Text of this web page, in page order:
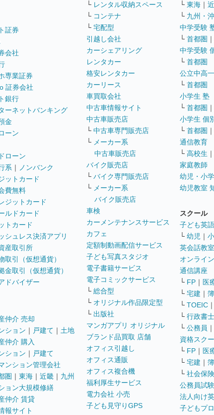
証券
会社
専業証券
証券会社
銀行
ーネットバンキング
金
ーン
ローン
系 ｜
ノンバンク
ットカード
費無料
ジットカード
ルドカード
トカード
シュレス決済アプリ
産取引所
取引（仮想通貨）
金取引（仮想通貨）
ドバイザー
仲介 売却
ション ｜ 戸建て ｜ 土地
仲介 購入
ション ｜ 戸建て
ンション管理会社
圏 ｜ 東海 ｜ 近畿 ｜ 九州
ョン大規模修繕
仲介 賃貸
報サイト
└ レンタル収納スペース
└ コンテナ
└ 宅配型
引越し会社
カーシェアリング
レンタカー
格安レンタカー
カーリース
車買取会社
中古車情報サイト
中古車販売店
└ 中古車専門販売店
└ メーカー系
中古車販売店
バイク販売店
└ バイク専門販売店
└ メーカー系
バイク販売店
車検
カーメンテナンスサービス
カフェ
定額制動画配信サービス
子ども写真スタジオ
電子書籍サービス
電子コミックサービス
└ 総合型
└ オリジナル作品限定型
└ 出版社
マンガアプリ オリジナル
ブランド品買取 店舗
オフィス引越し
オフィス通販
オフィス複合機
福利厚生サービス
電力会社 小売
子ども見守りGPS
└ 東海 ｜
└ 九州・
中学受験
└ 首都圏 ｜
中学受験
└ 首都圏
公立中高
└ 首都圏
小学生 塾
└ 首都圏 ｜
小学生 個
└ 首都圏 ｜
通信教育
└ 高校生 ｜
家庭教師
幼児・小
幼児教室
スクール
子ども英
└ 幼児 ｜
英会話教室
オンライ
通信講座
└ FP ｜ 医
└ 宅建 ｜
└ TOEIC ｜
└ 行政書士
└ 公務員 ｜
資格スク
└ FP ｜ 医
└ 宅建 ｜
└ 社会保
公務員試
法人向け
子どもプ